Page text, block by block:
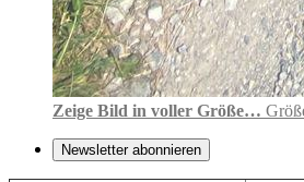
Zeige Bild in voller Größe…
Newsletter abonnieren